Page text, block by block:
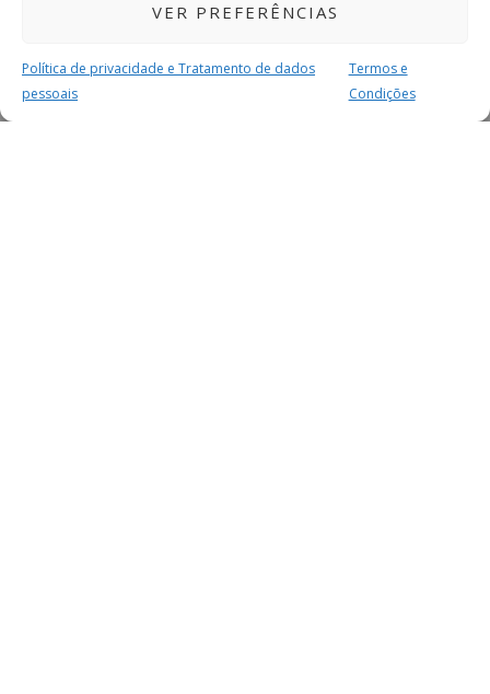
VER PREFERÊNCIAS
Política de privacidade e Tratamento de dados
pessoais
Termos e
Condições